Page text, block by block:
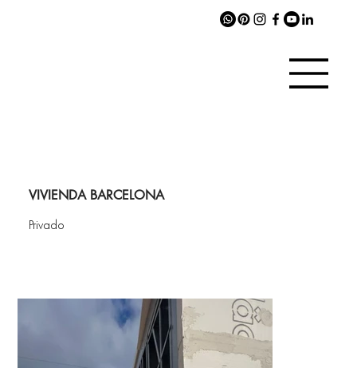
VIVIENDA BARCELONA
Privado